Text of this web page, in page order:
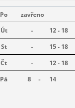
Po
zavřeno
Út
-
12 - 18
St
-
15 - 18
Čt
-
12 - 18
Pá
8 - 14